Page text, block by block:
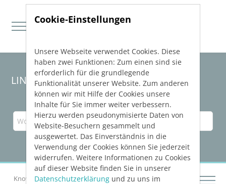
Direkt zur Hauptnavigation springen
Direkt zum Inhalt springen
LINEAR Solutions 23 für Revit
Knowledge Base Revit Systemvoraussetzungen
Cookie-Einstellungen
Unsere Webseite verwendet Cookies. Diese
haben zwei Funktionen: Zum einen sind sie
erforderlich für die grundlegende
Funktionalität unserer Website. Zum anderen
können wir mit Hilfe der Cookies unsere
Inhalte für Sie immer weiter verbessern.
Hierzu werden pseudonymisierte Daten von
Website-Besuchern gesammelt und
ausgewertet. Das Einverständnis in die
Verwendung der Cookies können Sie jederzeit
widerrufen. Weitere Informationen zu Cookies
auf dieser Website finden Sie in unserer
Datenschutzerklärung und zu uns im